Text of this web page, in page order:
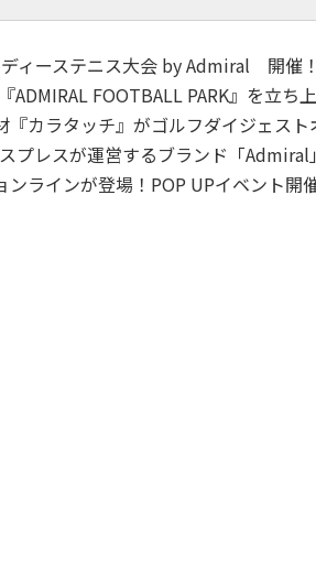
ィーステニス大会 by Admiral 開催！
ADMIRAL FOOTBALL PARK』を立ち
カラタッチ』がゴルフダイジェスト
プレスが運営するブランド「
ラインが登場！POP UPイベント開